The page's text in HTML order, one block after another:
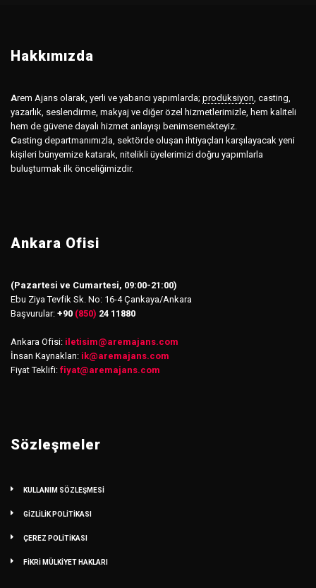
Hakkımızda
Arem Ajans olarak, yerli ve yabancı yapımlarda; prodüksiyon casting,
yazarlık, seslendirme, makyaj ve diğer özel hizmetlerimizle, hem kaliteli
hem de güvene dayalı hizmet anlayışı benimsemekteyiz.
Casting departmanımızla, sektörde oluşan ihtiyaçları karşılayacak yeni
kişileri bünyemize katarak, nitelikli üyelerimizi doğru yapımlarla
buluşturmak ilk önceliğimizdir.
Ankara Ofisi
(Pazartesi ve Cumartesi, 09:00-21:00)
Ebu Ziya Tevfik Sk. No: 16-4 Çankaya/Ankara
Başvurular: +90 (850) 24 11880
Ankara Ofisi: iletisim@aremajans.com
İnsan Kaynakları: ik@aremajans.com
Fiyat Teklifi: fiyat@aremajans.com
Sözleşmeler
KULLANIM SÖZLEŞMESİ
GİZLİLİK POLİTİKASI
ÇEREZ POLİTİKASI
FİKRİ MÜLKİYET HAKLARI